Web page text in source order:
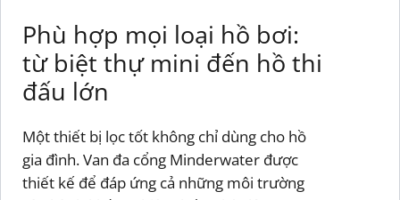
Phù hợp mọi loại hồ bơi:
từ biệt thự mini đến hồ thi
đấu lớn
Một thiết bị lọc tốt không chỉ dùng cho hồ
gia đình. Van đa cổng Minderwater được
thiết kế để đáp ứng cả những môi trường